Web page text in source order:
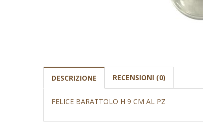
DESCRIZIONE RECENSIONI (0)
FELICE BARATTOLO H 9 CM AL PZ